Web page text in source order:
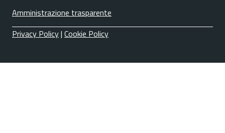
Amministrazione trasparente
Privacy Policy| Cookie Policy